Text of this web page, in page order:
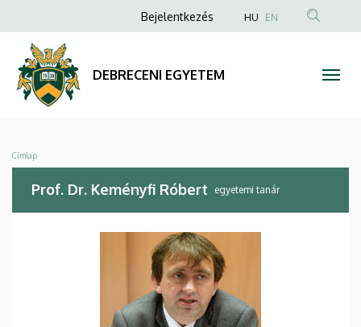
Dr.
Keményfi
Róbert
DEBRECENI
EGYETEM
a
tartalomra
Anonim
menüje
Bejelentkezés HU EN
DEBRECENI EGYETEM
Morzsa
Címlap
Prof. Dr. Keményfi Róbert egyetemi tanár